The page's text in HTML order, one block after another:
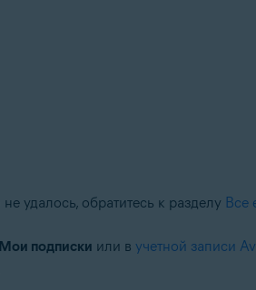
удалось, обратитесь к разделу Все
Мои подписки или вучетной записи